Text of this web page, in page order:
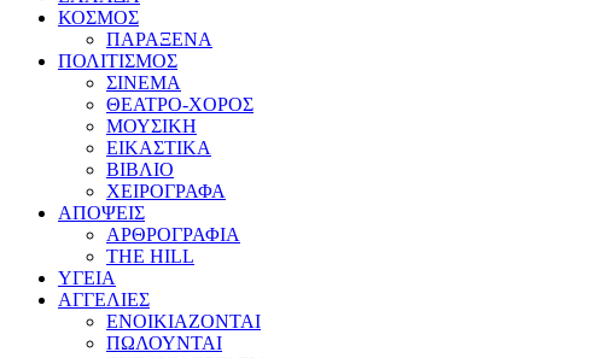
ΚΟΣΜΟΣ
ΠΑΡΑΞΕΝΑ
ΠΟΛΙΤΙΣΜΟΣ
ΣΙΝΕΜΑ
ΘΕΑΤΡΟ-ΧΟΡΟΣ
ΜΟΥΣΙΚΗ
ΕΙΚΑΣΤΙΚΑ
ΒΙΒΛΙΟ
ΧΕΙΡΟΓΡΑΦΑ
ΑΠΟΨΕΙΣ
ΑΡΘΡΟΓΡΑΦΙΑ
THE HILL
ΥΓΕΙΑ
ΑΓΓΕΛΙΕΣ
ΕΝΟΙΚΙΑΖΟΝΤΑΙ
ΠΩΛΟΥΝΤΑΙ